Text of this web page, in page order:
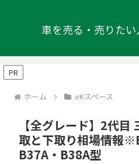
車を売る・売りた
PR
ホーム eKスペース
【全グレード】2代目
取と下取り相場情報
B37A・B38A型